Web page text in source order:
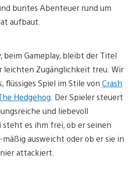
buntes Abenteuer rund um
aufbaut.
beim Gameplay, bleibt der Titel
leichten Zugänglichkeit treu. Wir
flüssiges Spiel im Stile von Crash
Hedgehog . Der Spieler steuert
und liebevoll
steht es ihm frei, ob er seinen
ausweicht oder ob er sie in
attackiert.